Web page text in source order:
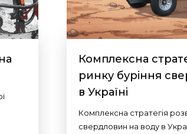
Комплексна
ринку буріння
в Україні
Комплексна стратегія
свердловин на воду в